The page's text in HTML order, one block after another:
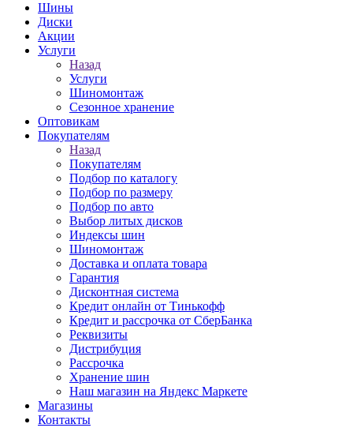
Шины
Диски
Акции
Услуги
Назад
Услуги
Шиномонтаж
Сезонное хранение
Оптовикам
Покупателям
Назад
Покупателям
Подбор по каталогу
Подбор по размеру
Подбор по авто
Выбор литых дисков
Индексы шин
Шиномонтаж
Доставка и оплата товара
Гарантия
Дисконтная система
Кредит онлайн от Тинькофф
Кредит и рассрочка от СберБанка
Реквизиты
Дистрибуция
Рассрочка
Хранение шин
Наш магазин на Яндекс Маркете
Магазины
Контакты